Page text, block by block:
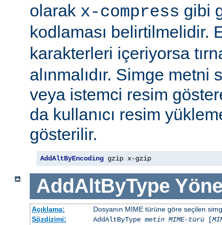
olarak x-compress gibi
kodlaması belirtilmelidir.
karakterleri içeriyorsa
alınmalıdır. Simge metni
veya istemci resim
da kullanıcı resim
gösterilir.
AddAltByEncoding gzip x-gzip
AddAltByType
Açıklama:
Dosyanın MIME türüne göre seçilen
Sözdizimi:
AddAltByType metin MIME-türü[